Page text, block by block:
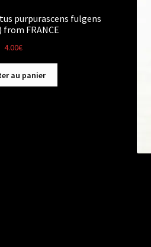
purpurascens fulgens
from FRANCE
4.00€
au panier